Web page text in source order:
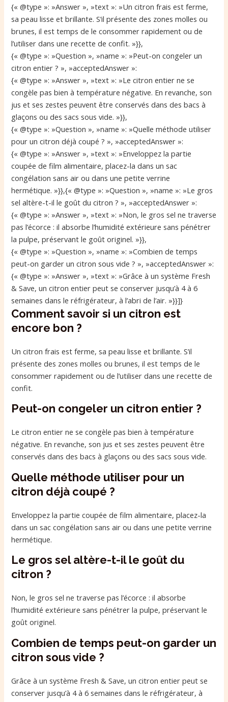
{« @type »: »Answer », »text »: »Un citron frais est ferme,
sa peau lisse et brillante. S’il présente des zones molles ou
brunes, il est temps de le consommer rapidement ou de
l’utiliser dans une recette de confit. »}},
{« @type »: »Question », »name »: »Peut-on congeler un
citron entier ? », »acceptedAnswer »:
{« @type »: »Answer », »text »: »Le citron entier ne se
congèle pas bien à température négative. En revanche, son
jus et ses zestes peuvent être conservés dans des bacs à
glaçons ou des sacs sous vide. »}},
{« @type »: »Question », »name »: »Quelle méthode utiliser
pour un citron déjà coupé ? », »acceptedAnswer »:
{« @type »: »Answer », »text »: »Enveloppez la partie
coupée de film alimentaire, placez-la dans un sac
congélation sans air ou dans une petite verrine
hermétique. »}},{« @type »: »Question », »name »: »Le gros
sel altère-t-il le goût du citron ? », »acceptedAnswer »:
{« @type »: »Answer », »text »: »Non, le gros sel ne traverse
pas l’écorce : il absorbe l’humidité extérieure sans pénétrer
la pulpe, préservant le goût originel. »}},
{« @type »: »Question », »name »: »Combien de temps
peut-on garder un citron sous vide ? », »acceptedAnswer »:
{« @type »: »Answer », »text »: »Grâce à un système Fresh
& Save, un citron entier peut se conserver jusqu’à 4 à 6
semaines dans le réfrigérateur, à l’abri de l’air. »}}]}
Comment savoir si un citron est
encore bon ?
Un citron frais est ferme, sa peau lisse et brillante. S’il
présente des zones molles ou brunes, il est temps de le
consommer rapidement ou de l’utiliser dans une recette de
confit.
Peut-on congeler un citron entier ?
Le citron entier ne se congèle pas bien à température
négative. En revanche, son jus et ses zestes peuvent être
conservés dans des bacs à glaçons ou des sacs sous vide.
Quelle méthode utiliser pour un
citron déjà coupé ?
Enveloppez la partie coupée de film alimentaire, placez-la
dans un sac congélation sans air ou dans une petite verrine
hermétique.
Le gros sel altère-t-il le goût du
citron ?
Non, le gros sel ne traverse pas l’écorce : il absorbe
l’humidité extérieure sans pénétrer la pulpe, préservant le
goût originel.
Combien de temps peut-on garder un
citron sous vide ?
Grâce à un système Fresh & Save, un citron entier peut se
conserver jusqu’à 4 à 6 semaines dans le réfrigérateur, à